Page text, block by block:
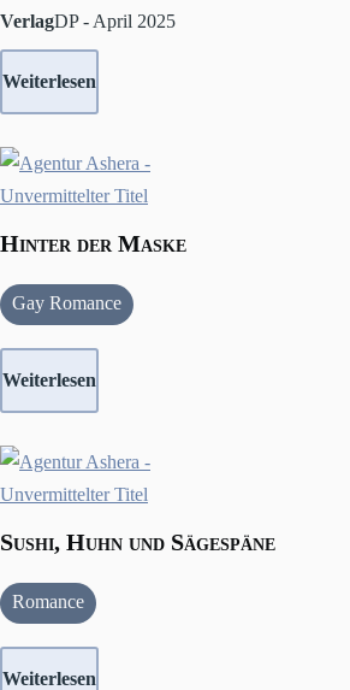
VerlagDP - April 2025
Weiterlesen
Hinter der Maske
Gay Romance
Weiterlesen
Sushi, Huhn und Sägespäne
Romance
Weiterlesen